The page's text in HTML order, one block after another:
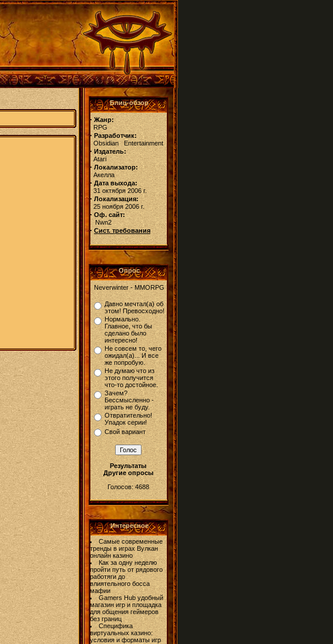
Блиц-обзор
· Жанр:
RPG
· Разработчик:
Obsidian Entertainment
· Издатель:
Atari
· Локализатор:
Акелла
· Дата выхода:
31 октября 2006 г.
· Локализация:
25 ноября 2006 г.
· Оф. сайт:
Nwn2
· Сист. требования
Опрос
Neverwinter - MMORPG
Давно мечтал(а) об
этом! Превосходно!
Нормально.
Главное, что бы
сделано было
интересно!
Не совсем то, чего
ожидал(а)... И все
же попробую.
Не думаю что из
этого получится
что-то достойное.
Зачем?
Бессмысленно -
играть не буду.
Отвратительно!
Упадок серии!
Свой вариант
Результаты
Другие опросы
Голосов: 4688
Интересное
Самые современные
тренды в играх Вулкан
онлайн казино
Как за одну неделю
пройти путь от рядового
работяги до
влиятельного босса
мафии
Gamers Hub удобный
магазин игр и площадка
для общения геймеров
без границ
Специфика
виртуальных казино:
условия и форматы игр